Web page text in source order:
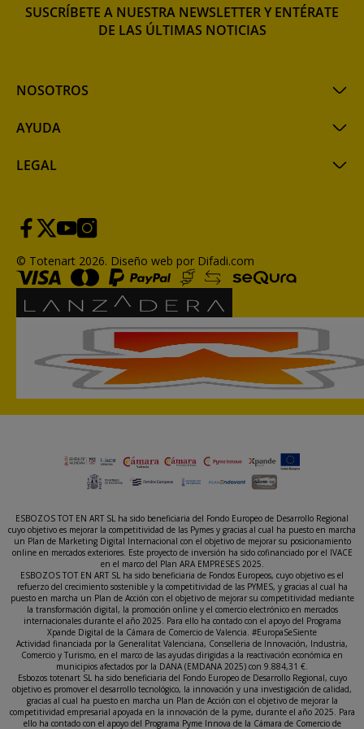
NOSOTROS
AYUDA
LEGAL
SUSCRÍBETE A NUESTRA NEWSLETTER Y ENTÉRATE
DE LAS ÚLTIMAS NOTICIAS
© Totenart 2026. Diseño web por Difadi.com
ESBOZOS TOT EN ART SL ha sido beneficiaria del Fondo Europeo de Desarrollo Regional
cuyo objetivo es mejorar la competitividad de las Pymes y gracias al cual ha puesto en marcha
un Plan de Marketing Digital Internacional con el objetivo de mejorar su posicionamiento
online en mercados exteriores. Este proyecto de inversión ha sido cofinanciado por el IVACE
en el marco del Plan ARA EMPRESES 2025.
ESBOZOS TOT EN ART SL ha sido beneficiaria de Fondos Europeos, cuyo objetivo es el
refuerzo del crecimiento sostenible y la competitividad de las PYMES, y gracias al cual ha
puesto en marcha un Plan de Acción con el objetivo de mejorar su competitividad mediante
la transformación digital, la promoción online y el comercio electrónico en mercados
internacionales durante el año 2025. Para ello ha contado con el apoyo del Programa
Xpande Digital de la Cámara de Comercio de Valencia. #EuropaSeSiente
Actividad financiada por la Generalitat Valenciana, Conselleria de Innovación, Industria,
Comercio y Turismo, en el marco de las ayudas dirigidas a la reactivación económica en
municipios afectados por la DANA (EMDANA 2025) con 9.884,31 €.
Esbozos totenart SL ha sido beneficiaria del Fondo Europeo de Desarrollo Regional, cuyo
objetivo es promover el desarrollo tecnológico, la innovación y una investigación de calidad,
gracias al cual ha puesto en marcha un Plan de Acción con el objetivo de mejorar la
competitividad empresarial apoyada en la innovación de la pyme, durante el año 2025. Para
ello ha contado con el apoyo del Programa Pyme Innova de la Cámara de Comercio de